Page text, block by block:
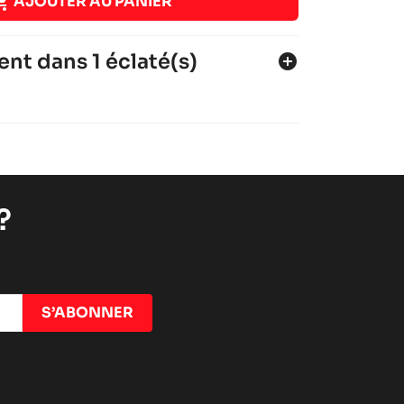
dans 1 éclaté(s) add_circle